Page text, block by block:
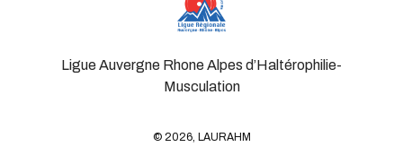
Ligue Auvergne Rhone Alpes d’Haltérophilie-
Musculation
© 2026, LAURAHM